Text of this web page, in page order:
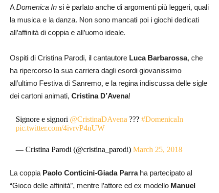
ADomenica In si è parlato anche di argomenti più leggeri, quali
la musica e la danza. Non sono mancati poi i giochi dedicati
all’affinità di coppia e all’uomo ideale.
Ospiti di Cristina Parodi, il cantautore Luca Barbarossa, che
ha ripercorso la sua carriera dagli esordi giovanissimo
all’ultimo Festiva di Sanremo, e la regina indiscussa delle sigle
dei cartoni animati, Cristina D’Avena!
Signore e signori @CristinaDAvena ???#DomenicaIn
pic.twitter.com/4ivrvP4nUW
— Cristina Parodi (@cristina_parodi)March 25, 2018
La coppia Paolo Conticini-Giada Parraha partecipato al
“Gioco delle affinità”, mentre l’attore ed ex modello Manuel